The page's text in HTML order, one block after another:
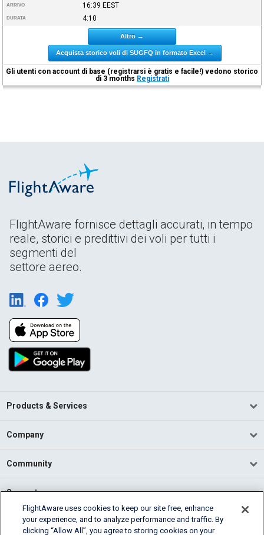
ARRIVO 16:39 EEST
DURATA 4:10
Altro →
Acquista storico voli di SUGFQ in formato Excel →
Gli utenti con account di base (registrarsi è gratis e facile!) vedono storico
di 3 months Registrati
FlightAware fornisce dettagli accurati, in tempo
reale, storici e predittivi dei voli per tutti i
segmenti del
settore aereo.
Products & Services
Company
Community
Support
English (USA)
FlightAware uses cookies to keep our site free, enhance
your experience, and to analyze performance and traffic. By
clicking “Allow All”, you agree to storing cookies on your